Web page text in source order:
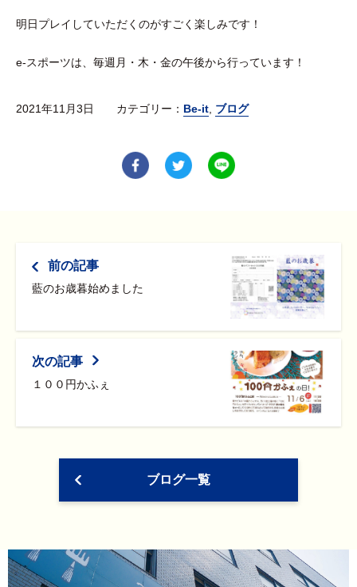
明日プレイしていただくのがすごく楽しみです！
e-スポーツは、毎週月・木・金の午後から行っています！
2021年11月3日 カテゴリー： Be-it ブログ
前の記事
藍のお歳暮始めました
次の記事
１００円かふぇ
ブログ一覧